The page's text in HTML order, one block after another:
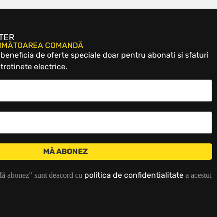
COMANDĂ
de oferte speciale doar pentru abonati si sfaturi
electrice.
abonez" sunt deacord cu politica de confidentialitate a acestui